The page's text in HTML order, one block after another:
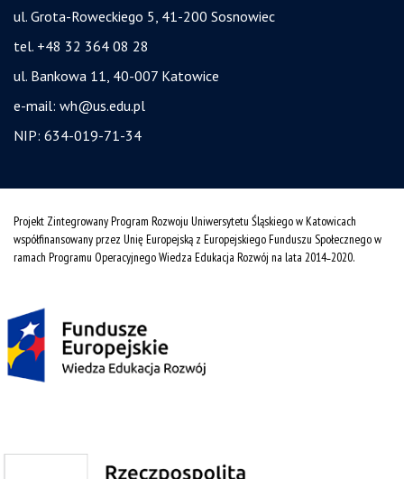
ul. Grota-Roweckiego 5, 41-200 Sosnowiec
tel. +48 32 364 08 28
ul. Bankowa 11, 40-007 Katowice
e-mail: wh@us.edu.pl
NIP: 634-019-71-34
Projekt Zintegrowany Program Rozwoju Uniwersytetu Śląskiego w Katowicach
współfinansowany przez Unię Europejską z Europejskiego Funduszu Społecznego w
ramach Programu Operacyjnego Wiedza Edukacja Rozwój na lata 2014˗2020.